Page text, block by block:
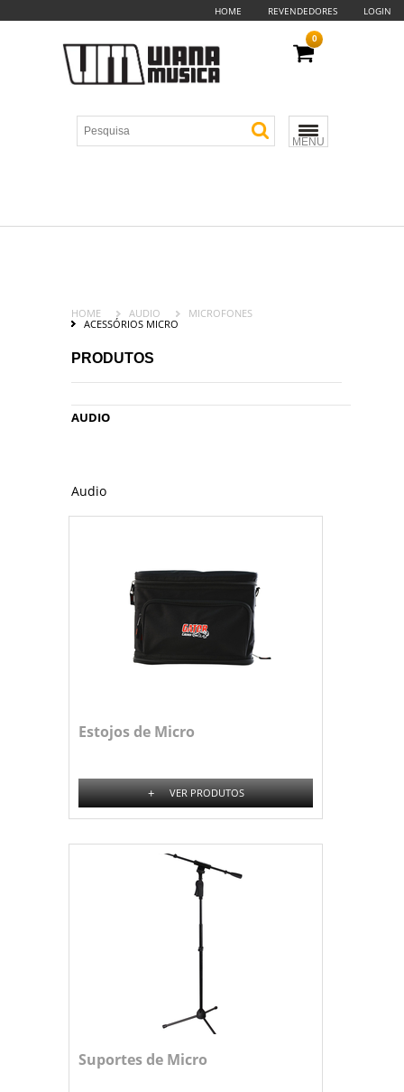
HOME REVENDEDORES LOGIN
MENU
0
HOME AUDIO
MICROFONES
ACESSÓRIOS MICRO
PRODUTOS
AUDIO
Audio
Estojos de Micro
+ VER PRODUTOS
Suportes de Micro